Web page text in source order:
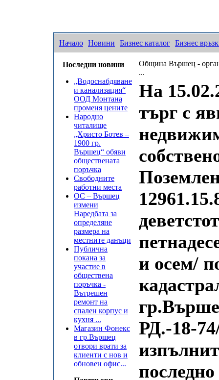
Начало Новини Бизнес каталог Бизнес
Последни новини
„Водоснабдяване
и канализация“
ООД Монтана
променя цените
Народно
читалище
„Христо Ботев –
1900 гр.
Вършец“ обяви
обществената
поръчка
Свободните
работни места
ОС – Вършец
измени
Наредбата за
определяне
размера на
местните данъци
Публична
покана за
участие в
обществена
поръчка -
Вътрешен
ремонт на
спален корпус и
кухня ...
Магазин Фонекс
в гр.Вършец
отвори врати за
клиенти с нов и
обновен офис...
Община Вършец -
...
На
търг с
и осем/
РД.-18-